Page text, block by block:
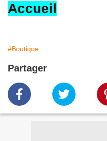
Accueil
#Boutique
Partager